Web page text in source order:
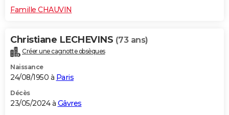
Famille CHAUVIN
Christiane LECHEVINS (73 ans)
Créer une cagnotte obsèques
Naissance
24/08/1950 à Paris
Décès
23/05/2024 à Gâvres